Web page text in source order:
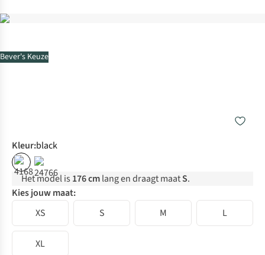
Bever's Keuze
Kleur:black
Het model is 176 cmlang en draagt maatS.
Kies jouw maat:
XS
S M L
XL